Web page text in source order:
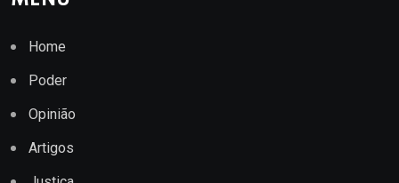
Home
Poder
Opinião
Artigos